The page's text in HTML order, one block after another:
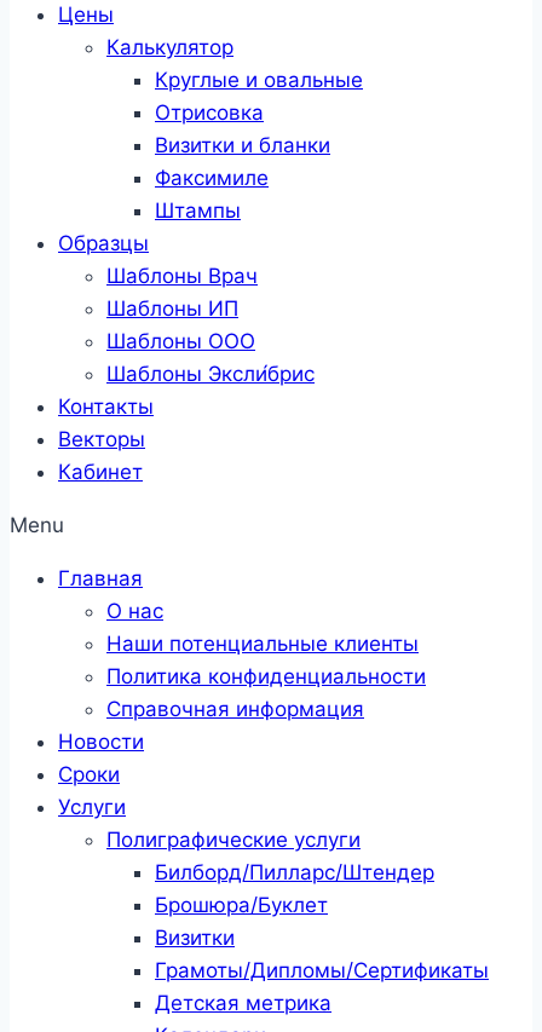
Цены
Калькулятор
Круглые и овальные
Отрисовка
Визитки и бланки
Факсимиле
Штампы
Образцы
Шаблоны Врач
Шаблоны ИП
Шаблоны ООО
Шаблоны Эксли́брис
Контакты
Векторы
Кабинет
Menu
Главная
О нас
Наши потенциальные клиенты
Политика конфиденциальности
Справочная информация
Новости
Сроки
Услуги
Полиграфические услуги
Билборд/Пилларс/Штендер
Брошюра/Буклет
Визитки
Грамоты/Дипломы/Сертификаты
Детская метрика